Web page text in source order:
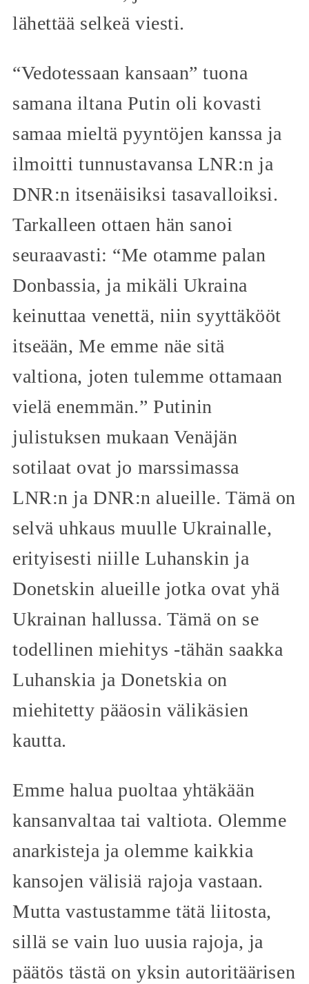
lähettää selkeä viesti.
“Vedotessaan kansaan” tuona
samana iltana Putin oli kovasti
samaa mieltä pyyntöjen kanssa ja
ilmoitti tunnustavansa LNR:n ja
DNR:n itsenäisiksi tasavalloiksi.
Tarkalleen ottaen hän sanoi
seuraavasti: “Me otamme palan
Donbassia, ja mikäli Ukraina
keinuttaa venettä, niin syyttäkööt
itseään, Me emme näe sitä
valtiona, joten tulemme ottamaan
vielä enemmän.” Putinin
julistuksen mukaan Venäjän
sotilaat ovat jo marssimassa
LNR:n ja DNR:n alueille. Tämä on
selvä uhkaus muulle Ukrainalle,
erityisesti niille Luhanskin ja
Donetskin alueille jotka ovat yhä
Ukrainan hallussa. Tämä on se
todellinen miehitys -tähän saakka
Luhanskia ja Donetskia on
miehitetty pääosin välikäsien
kautta.
Emme halua puoltaa yhtäkään
kansanvaltaa tai valtiota. Olemme
anarkisteja ja olemme kaikkia
kansojen välisiä rajoja vastaan.
Mutta vastustamme tätä liitosta,
sillä se vain luo uusia rajoja, ja
päätös tästä on yksin autoritäärisen